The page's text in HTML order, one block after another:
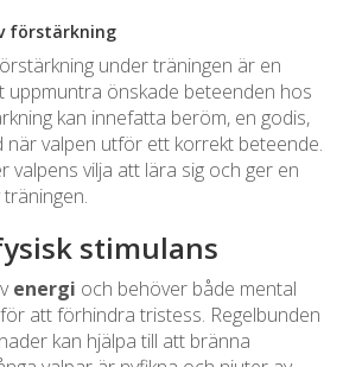
förstärkning
under träningen är en
uppmuntra önskade beteenden hos
kan innefatta beröm, en godis,
när valpen utför ett korrekt beteende.
valpens vilja att lära sig och ger en
stimulans
energi och behöver både mental
att förhindra tristess. Regelbunden
kan hjälpa till att bränna